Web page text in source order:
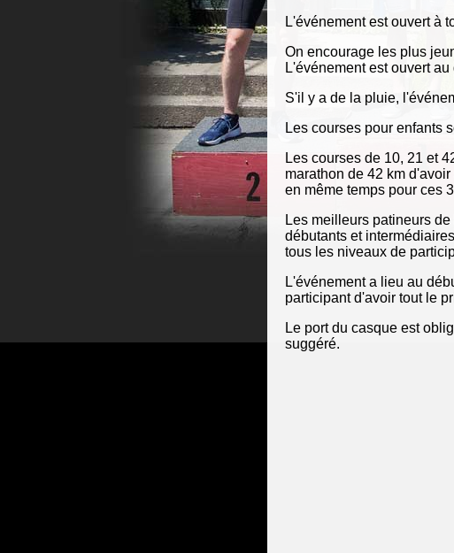
L'événement est ouvert à
On encourage les plus
L'événement est ouvert
S'il y a de la pluie,
Les courses pour enfants
Les courses de 10, 21 et
marathon de 42 km
en même temps pour ces
Les meilleurs patineurs
débutants et
tous les niveaux de
L'événement a lieu au
participant d'avoir tout le
Le port du casque est
suggéré.